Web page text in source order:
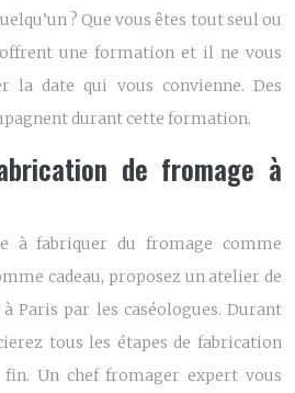
? Que vous êtes tout seul ou
une formation et il ne vous
la date qui vous convienne. Des
durant cette formation.
de fromage à
à fabriquer du fromage comme
cadeau, proposez un atelier de
à Paris par les caséologues. Durant
tous les étapes de fabrication
fin. Un chef fromager expert vous